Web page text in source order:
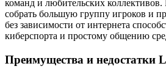
команд и любительских
собрать большую группу игроков и
без зависимости от интернета
киберспорта и простому общению
Преимущества и недостатки